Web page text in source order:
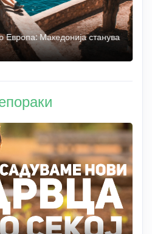
Европа: Македонија станува